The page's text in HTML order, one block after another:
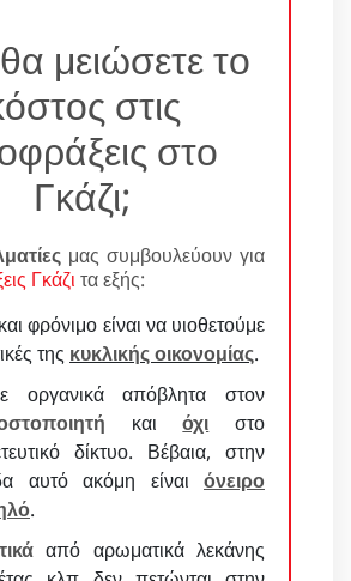
μειώσετε το
στις
στο
Γκάζι;
μας συμβουλεύουν για
Γκάζι τα εξής:
φρόνιμο είναι να υιοθετούμε
της κυκλικής οικονομίας.
οργανικά απόβλητα στον
καιόχι στο
δίκτυο. Βέβαια, στην
αυτό ακόμη είναι όνειρο
.
από αρωματικά λεκάνης